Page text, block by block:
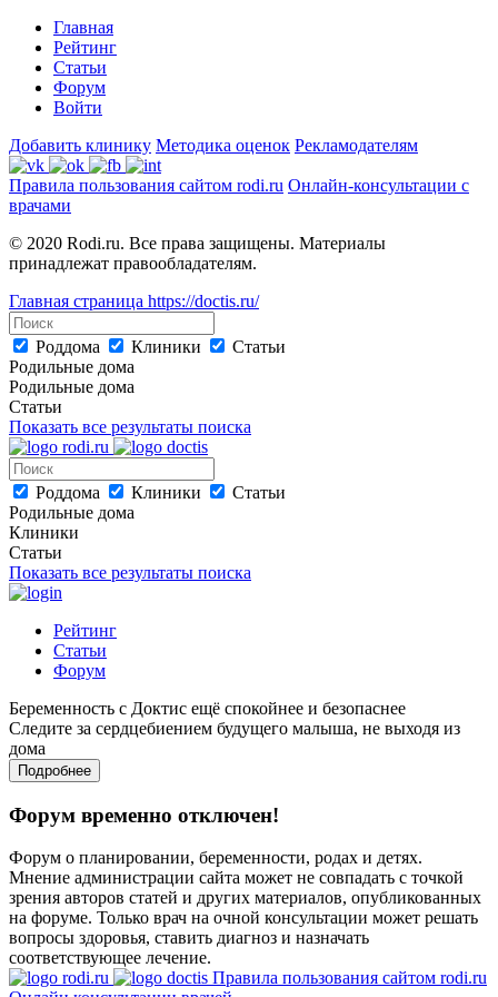
Главная
Рейтинг
Статьи
Форум
Войти
Добавить клинику Методика оценок Рекламодателям
Правила пользования сайтом rodi.ru Онлайн-консультации с
врачами
© 2020 Rodi.ru. Все права защищены. Материалы
принадлежат правообладателям.
Главная страница https://doctis.ru/
Роддома Клиники
Статьи
Родильные дома
Родильные дома
Статьи
Показать все результаты поиска
Роддома Клиники
Статьи
Родильные дома
Клиники
Статьи
Показать все результаты поиска
Рейтинг
Статьи
Форум
Беременность с Доктис ещё спокойнее и безопаснее
Следите за сердцебиением будущего малыша, не выходя из
дома
Подробнее
Форум временно отключен!
Форум о планировании, беременности, родах и детях.
Мнение администрации сайта может не совпадать с точкой
зрения авторов статей и других материалов, опубликованных
на форуме. Только врач на очной консультации может решать
вопросы здоровья, ставить диагноз и назначать
соответствующее лечение.
Правила пользования сайтом rodi.ru